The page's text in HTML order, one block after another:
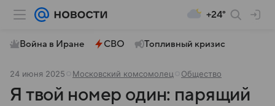
+24°
Война в Иране СВО Топливный кризис
24 июня 2025 Московский комсомолец Общество
Я твой номер один: парящий